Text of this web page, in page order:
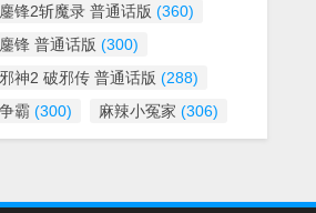
锋2斩魔录 普通话版 (360)
锋 普通话版 (300)
神2 破邪传 普通话版 (288)
霸 (300) 麻辣小冤家 (306)